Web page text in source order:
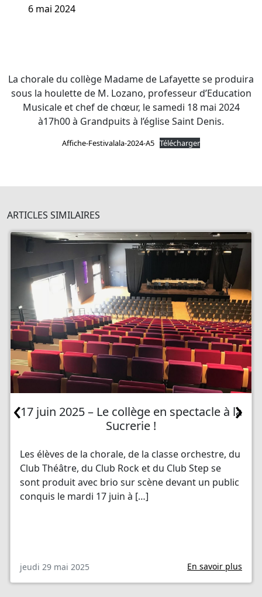
6 mai 2024
La chorale du collège Madame de Lafayette se produira
sous la houlette de M. Lozano, professeur d’Education
Musicale et chef de chœur, le samedi 18 mai 2024
à17h00 à Grandpuits à l’église Saint Denis.
Affiche-Festivalala-2024-A5 Télécharger
ARTICLES SIMILAIRES
17 juin 2025 – Le collège en spectacle à la
Sucrerie !
Les élèves de la chorale, de la classe orchestre, du
Club Théâtre, du Club Rock et du Club Step se
sont produit avec brio sur scène devant un public
conquis le mardi 17 juin à […]
jeudi 29 mai 2025 En savoir plus
‹ ›